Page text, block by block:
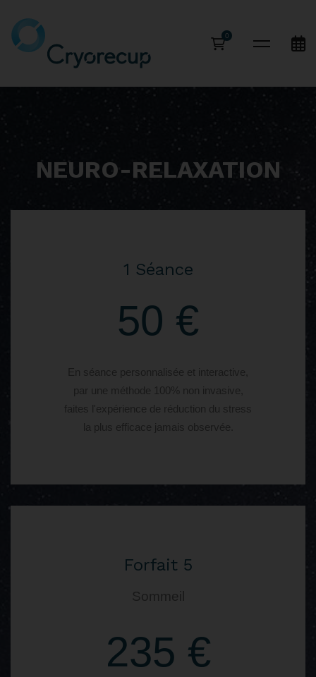
NEURO-RELAXATION
1 Séance
50 €
En séance personnalisée et interactive,
par une méthode 100% non invasive,
faites l'expérience de réduction du stress
la plus efficace jamais observée.
Forfait 5
Sommeil
235 €